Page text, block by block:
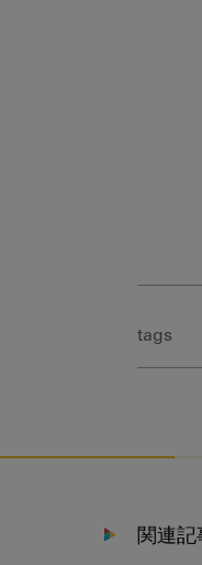
tags
関連記